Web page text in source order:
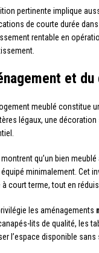
pertinente implique
de courte durée
rentable en
et
logement meublé
légaux, une
qu’un bien
minimalement. Cet
court terme, tout en
les aménagements
lits de qualité, les
l’espace disponible sans